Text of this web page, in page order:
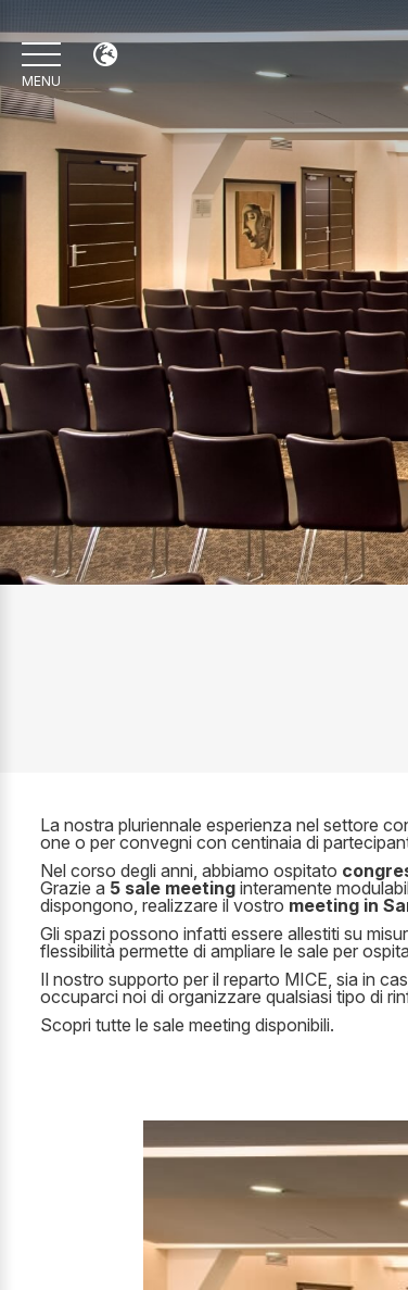
MENU
EN
La nostra pluriennale esperienza nel settore
one o per convegni con centinaia di
Nel corso degli anni, abbiamo ospitato
Grazie a 5 sale meeting interamente
dispongono, realizzare il vostro meeting in
Gli spazi possono infatti essere allestiti su
flessibilità permette di ampliare le sale per
Il nostro supporto per il reparto MICE, sia in
occuparci noi di organizzare qualsiasi tipo di
Scopri tutte le sale meeting disponibili.